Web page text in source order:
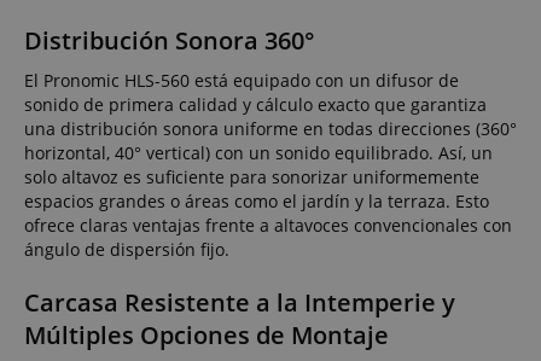
Distribución Sonora 360°
El Pronomic HLS-560 está equipado con un difusor de
sonido de primera calidad y cálculo exacto que garantiza
una distribución sonora uniforme en todas direcciones (360°
horizontal, 40° vertical) con un sonido equilibrado. Así, un
solo altavoz es suficiente para sonorizar uniformemente
espacios grandes o áreas como el jardín y la terraza. Esto
ofrece claras ventajas frente a altavoces convencionales con
ángulo de dispersión fijo.
Carcasa Resistente a la Intemperie y
Múltiples Opciones de Montaje